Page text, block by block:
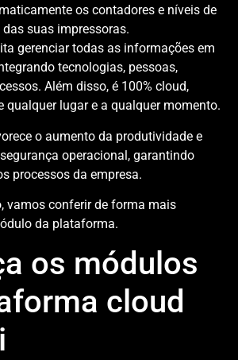
os contadores e níveis de
suas impressoras.
gerenciar todas as informações em
tecnologias, pessoas,
Além disso, é 100% cloud,
qualquer lugar e a qualquer momento.
o aumento da produtividade e
operacional, garantindo
processos da empresa.
vamos conferir de forma mais
da plataforma.
os módulos
cloud